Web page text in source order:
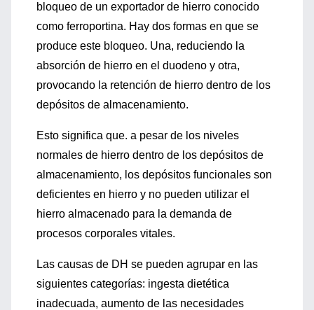
bloqueo de un exportador de hierro conocido
como ferroportina. Hay dos formas en que se
produce este bloqueo. Una, reduciendo la
absorción de hierro en el duodeno y otra,
provocando la retención de hierro dentro de los
depósitos de almacenamiento.
Esto significa que. a pesar de los niveles
normales de hierro dentro de los depósitos de
almacenamiento, los depósitos funcionales son
deficientes en hierro y no pueden utilizar el
hierro almacenado para la demanda de
procesos corporales vitales.
Las causas de DH se pueden agrupar en las
siguientes categorías: ingesta dietética
inadecuada, aumento de las necesidades